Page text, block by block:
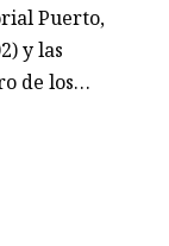
Puerto,
y las
de los…